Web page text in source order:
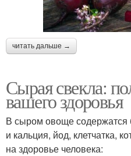
читать дальше →
Сырая свекла:
вашего здоровья
В сыром овоще содержатся
и кальция, йод, клетчатка,
на здоровье человека: